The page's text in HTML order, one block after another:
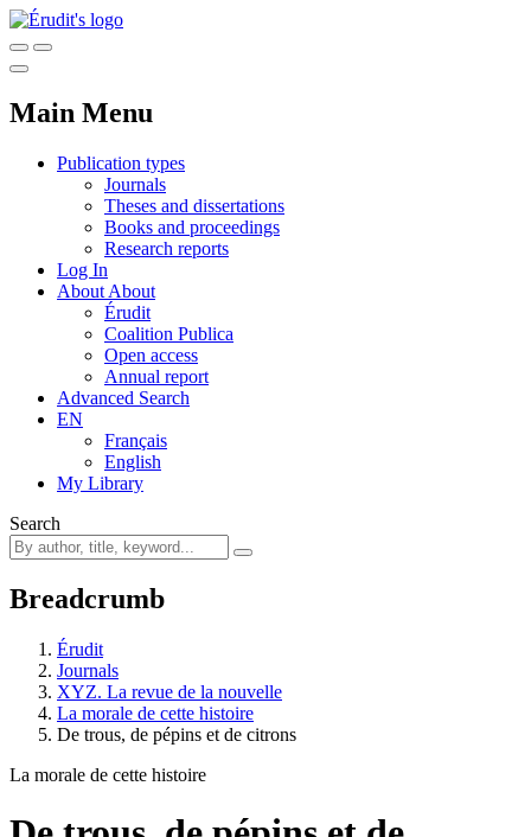
Main Menu
Publication types
Journals
Theses and dissertations
Books and proceedings
Research reports
Log In
About About
Érudit
Coalition Publica
Open access
Annual report
Advanced Search
EN
Français
English
My Library
Search
Breadcrumb
Érudit
Journals
XYZ. La revue de la nouvelle
La morale de cette histoire
De trous, de pépins et de citrons
La morale de cette histoire